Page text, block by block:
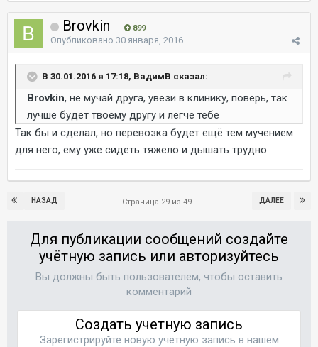
Brovkin 899
Опубликовано 30 января, 2016
В 30.01.2016 в 17:18, ВадимВ сказал:
Brovkin, не мучай друга, увези в клинику, поверь, так
лучше будет твоему другу и легче тебе
Так бы и сделал, но перевозка будет ещё тем мучением
для него, ему уже сидеть тяжело и дышать трудно.
НАЗАД ДАЛЕЕ
Страница 29 из 49
Для публикации сообщений создайте
учётную запись или авторизуйтесь
Вы должны быть пользователем, чтобы оставить
комментарий
Создать учетную запись
Зарегистрируйте новую учётную запись в нашем